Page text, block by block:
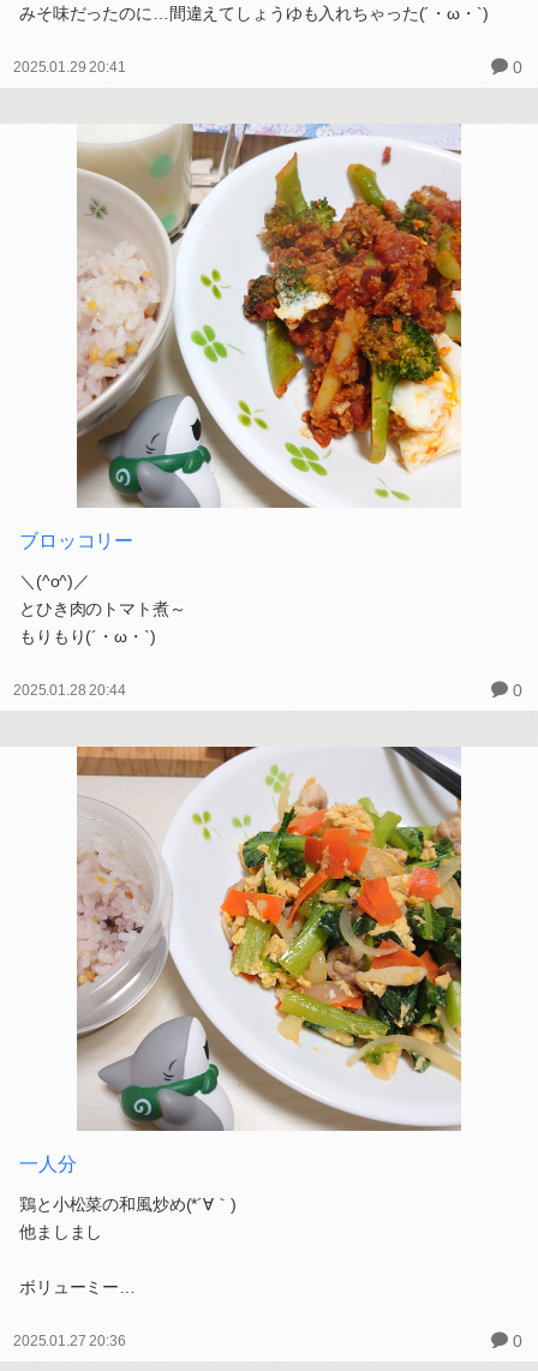
みそ味だったのに…間違えてしょうゆも入れちゃった(´・ω・`)
2025.01.29 20:41 0
ブロッコリー
＼(^o^)／
とひき肉のトマト煮～
もりもり(´・ω・`)
2025.01.28 20:44 0
一人分
鶏と小松菜の和風炒め(*´∀｀)
他ましまし
ボリューミー…
2025.01.27 20:36 0